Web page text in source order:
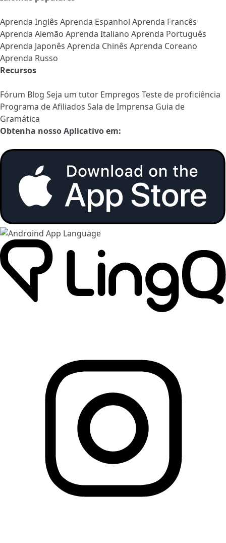
Aprenda Inglês Aprenda Espanhol Aprenda Francês
Aprenda Alemão Aprenda Italiano Aprenda Português
Aprenda Japonês Aprenda Chinês Aprenda Coreano
Aprenda Russo
Recursos
Fórum Blog Seja um tutor Empregos Teste de proficiência
Programa de Afiliados Sala de Imprensa Guia de
Gramática
Obtenha nosso Aplicativo em: